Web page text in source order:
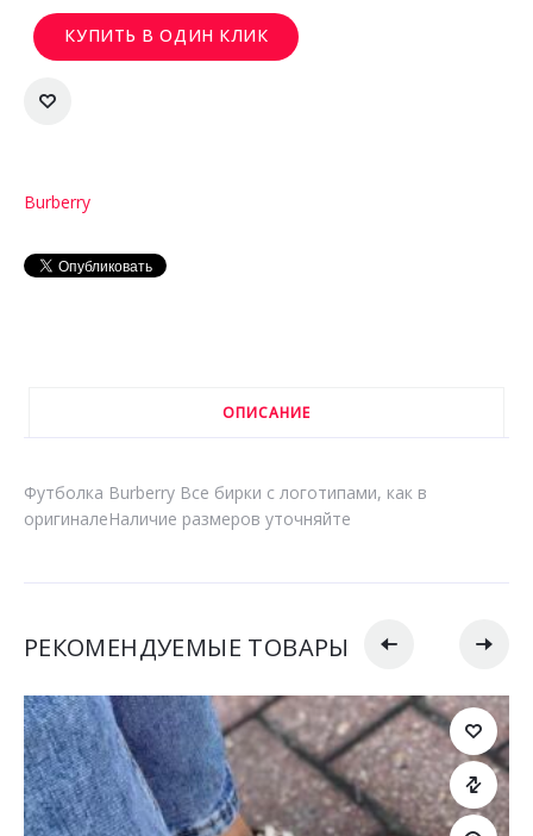
КУПИТЬ В ОДИН КЛИК
Burberry
ОПИСАНИЕ
Футболка Burberry Все бирки с логотипами, как в
оригиналеНаличие размеров уточняйте
РЕКОМЕНДУЕМЫЕ ТОВАРЫ